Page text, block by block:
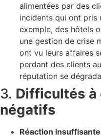
alimentées par des
incidents qui ont pris
exemple, des hôtels
une gestion de crise
ont vu leurs affaires
perdant des clients
réputation se
3. Difficultés à
négatifs
Réaction insuffisante